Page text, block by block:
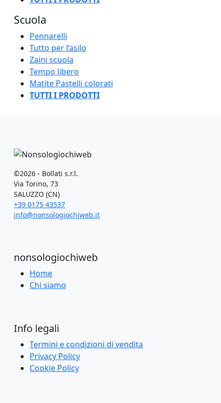
Scuola
Pennarelli
Tutto per l’asilo
Zaini scuola
Tempo libero
Matite Pastelli colorati
TUTTI I PRODOTTI
©2026 - Bollati s.r.l.
Via Torino, 73
SALUZZO (CN)
+39 0175 43537
info@nonsologiochiweb.it
nonsologiochiweb
Home
Chi siamo
Info legali
Termini e condizioni di vendita
Privacy Policy
Cookie Policy